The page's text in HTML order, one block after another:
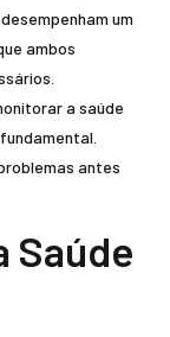
desempenham um
ambos
a saúde
antes
Saúde